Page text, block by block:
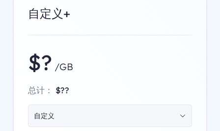
自定义+
$? /GB
总计： $??
自定义